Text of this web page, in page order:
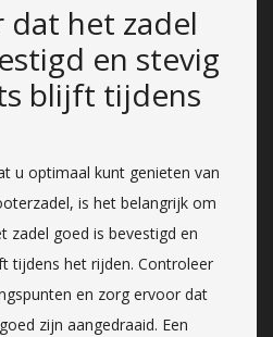
het zadel
en stevig
blijft tijdens
u optimaal kunt genieten van
is het belangrijk om
zadel goed is bevestigd en
tijdens het rijden. Controleer
en zorg ervoor dat
zijn aangedraaid. Een